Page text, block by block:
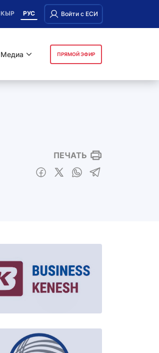
КЫР РУС Войти с ЕСИ
Медиа ПРЯМОЙ ЭФИР
ПЕЧАТЬ